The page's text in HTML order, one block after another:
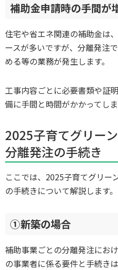
補助金申請時の手間が
住宅や省エネ関連の補助金は
ースが多いですが、分離発注
める等の業務が発生します。
工事内容ごとに必要書類や証
備に手間と時間がかかってし
2025子育てグリー
分離発注の手続き
ここでは、2025子育てグリー
の手続きについて解説します。
①新築の場合
補助事業ごとの分離発注にお
の事業者に係る要件と手続き